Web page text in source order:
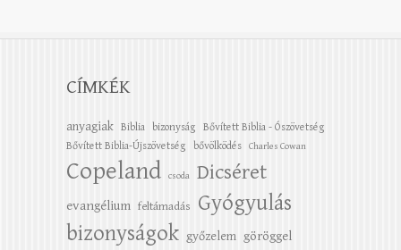
CÍMKÉK
anyagiak Biblia bizonyság
Bővített Biblia - Ószövetség
Bővített Biblia-Újszövetség
bővölködés Charles Cowan
Copeland csoda Dicséret
evangélium feltámadás
Gyógyulás
bizonyságok győzelem göröggel